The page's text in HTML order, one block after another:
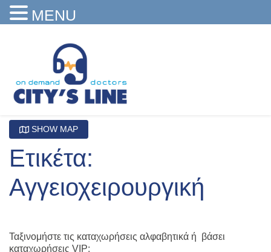
SHOW MAP
Ετικέτα:
Αγγειοχειρουργική
Ταξινομήστε τις καταχωρήσεις αλφαβητικά ή βάσει
καταχωρήσεις VIP:
MENU